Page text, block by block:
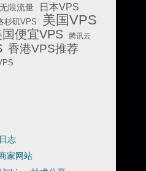
无限流量 日本VPS
杉矶VPS 美国VPS
国便宜VPS 腾讯云
香港VPS推荐
志
家网站